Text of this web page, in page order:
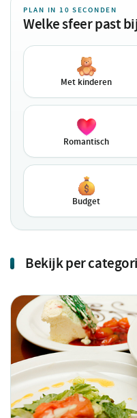
PLAN IN 10 SECONDEN
Welke sfeer past
Met kinderen
Romantisch
Budget
Bekijk per